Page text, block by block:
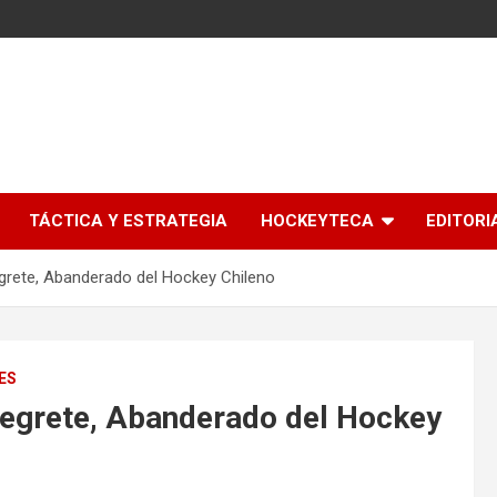
TÁCTICA Y ESTRATEGIA HOCKEYTECA
Abanderado del Hockey Chileno
Abanderado del Hockey